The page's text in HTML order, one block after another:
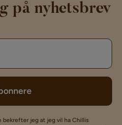
på nyhetsbrev
bekrefter jeg at jeg vil ha Chillis